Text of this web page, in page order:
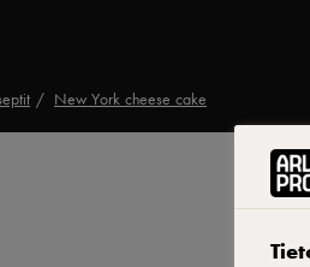
New York cheese cake